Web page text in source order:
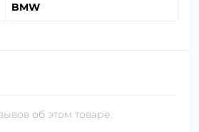
BMW
об этом товаре.